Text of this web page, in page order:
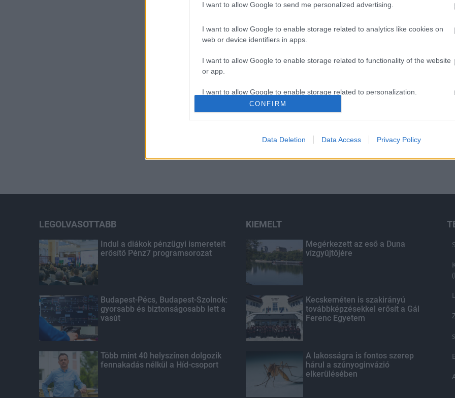
I want to allow Google to send me personalized advertising.
I want to allow Google to enable storage related to analytics like cookies on
web or device identifiers in apps.
I want to allow Google to enable storage related to functionality of the website
or app.
I want to allow Google to enable storage related to personalization.
CONFIRM
Data Deletion Data Access Privacy Policy
LEGOLVASOTTABB
Indul a diákok pénzügyi ismereteit
erősítő Pénz7 programsorozat
Budapest-Pécs, Budapest-Szolnok:
gyorsabb és biztonságosabb lett a
vasút
Több mint 40 helyszínen dolgozik
fennakadás nélkül a Híd-csoport
KIEMELT
Megérkezett az eső a Duna
vízgyűjtőjére
Kecskeméten is szakirányú
továbbképzésekkel erősít a Gál
Ferenc Egyetem
A lakosságra is fontos szerep
hárul a szúnyoginvázió
elkerülésében